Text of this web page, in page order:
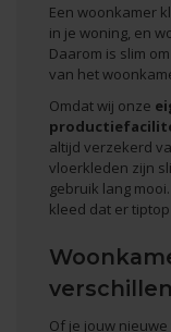
Een woonkamer
in je woning, en
Daarom is slim
van het
Omdat wij onze
altijd verzekerd
vloerkleden zijn
gebruik lang
kleed dat er
Of je jouw